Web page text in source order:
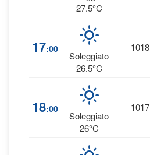
27.5°C
17:00
Soleggiato
26.5°C
1018
18:00
Soleggiato
26°C
1017